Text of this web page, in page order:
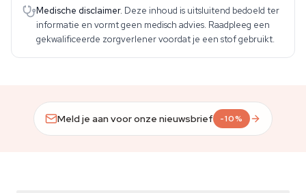
Medische disclaimer. Deze inhoud is uitsluitend bedoeld ter
informatie en vormt geen medisch advies. Raadpleeg een
gekwalificeerde zorgverlener voordat je een stof gebruikt.
Meld je aan voor onze nieuwsbrief -10%